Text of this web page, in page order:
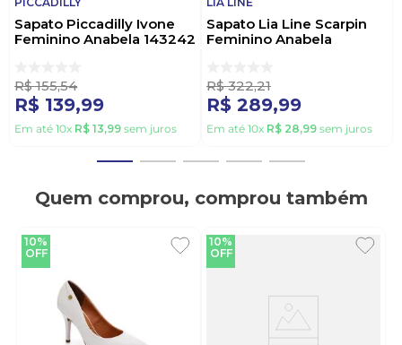
Sapato Piccadilly Ivone
Feminino Anabela 143242
R$ 155,54
R$ 139,99
Em até 10x R$ 13,99 sem juros
Sapato Lia Line Scarpin
Feminino Anabela
R$ 322,21
R$ 289,99
Em até 10x R$ 28,99 sem juros
Quem comprou, comprou também
10%
OFF
10%
OFF